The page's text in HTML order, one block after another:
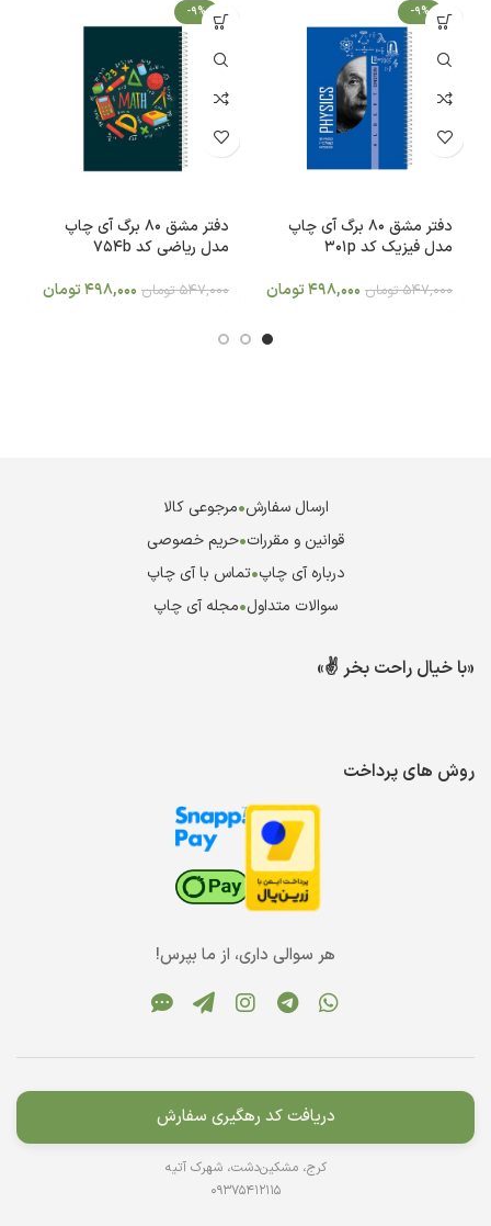
-9%
دفتر مشق 80 برگ آی چاپ
مدل فیزیک کد 301p
547,000 تومان 498,000تومان
-9%
دفتر مشق 80 برگ آی چاپ
مدل ریاضی کد 754b
547,000 تومان 498,000تومان
ارسال سفارش•مرجوعی کالا
قوانین و مقررات•حریم خصوصی
درباره آی چاپ•تماس با آی چاپ
سوالات متداول•مجله آی چاپ
«با خیال راحت بخر ✌️»
روش های پرداخت
هر سوالی داری، از ما بپرس!
دریافت کد رهگیری سفارش
کرج، مشکین‌دشت، شهرک آتیه
09375412115